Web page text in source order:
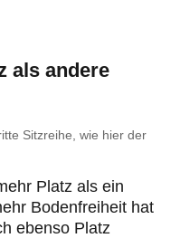
als andere
Sitzreihe, wie hier der
Platz als ein
Bodenfreiheit hat
ebenso Platz